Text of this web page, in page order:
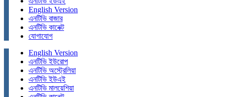
English Version
এনটিভি বাজার
এনটিভি কানেক্ট
যোগাযোগ
English Version
এনটিভি ইউরোপ
এনটিভি অস্ট্রেলিয়া
এনটিভি ইউএই
এনটিভি মালয়েশিয়া